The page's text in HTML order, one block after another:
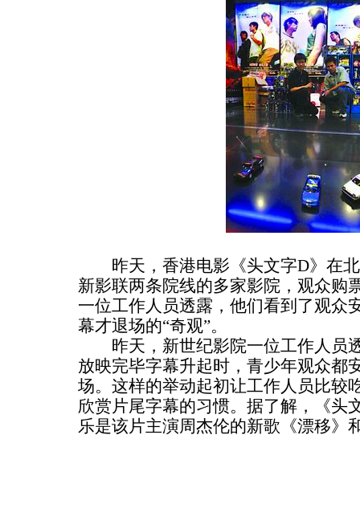
昨天，香港电影《头文字D》在北
新影联两条院线的多家影院，观众购
一位工作人员透露，他们看到了观众
幕才退场的“奇观”。
昨天，新世纪影院一位工作人员
放映完毕字幕升起时，青少年观众都
场。这样的举动起初让工作人员比较
欣赏片尾字幕的习惯。据了解，《头
乐是该片主演周杰伦的新歌《漂移》